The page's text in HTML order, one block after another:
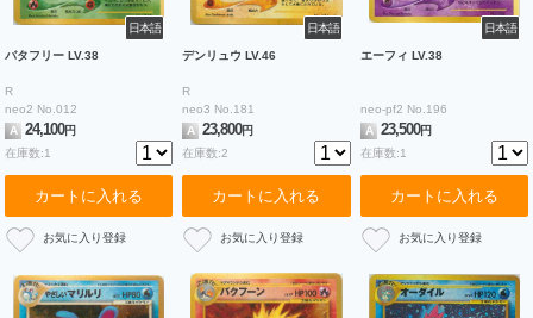
日本語
バタフリー LV.38
R
neo2 No.012
A
24,100円
在庫数:1
カートに入れる
日本語
デンリュウ LV.46
R
neo3 No.181
A
23,800円
在庫数:2
カートに入れる
日本語
エーフィ LV.38
neo-pf2 No.196
A 23,500円
在庫数:1
カートに入れる